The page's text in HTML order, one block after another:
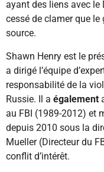
ayant des liens avec le
cessé de clamer que le
source.
Shawn Henry est le
a dirigé l’équipe
responsabilité de la
Russie. Il a également
au FBI (1989-2012) et
depuis 2010 sous la
Mueller (Directeur du
conflit d’intérêt.